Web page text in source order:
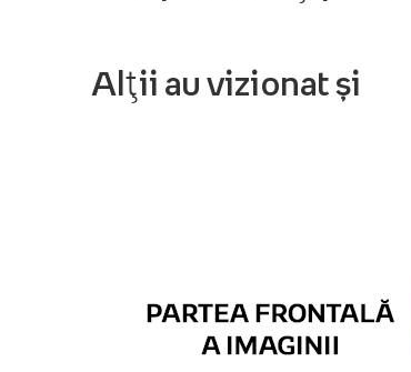
Alții au vizionat și